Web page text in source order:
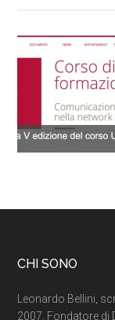
CHI SONO
Leonardo Bellini,
2007. Fondatore di